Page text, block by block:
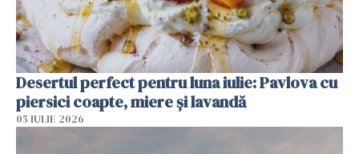
Desertul perfect pentru luna iulie: Pavlova cu
piersici coapte, miere și lavandă
05 IULIE 2026